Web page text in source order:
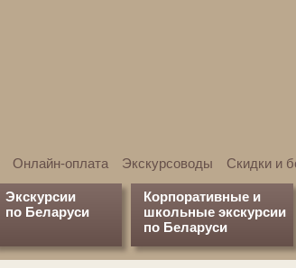
Онлайн-оплата Экскурсоводы Скидки и
Экскурсии
по Беларуси
Корпоративные и
школьные экскурсии
по Беларуси